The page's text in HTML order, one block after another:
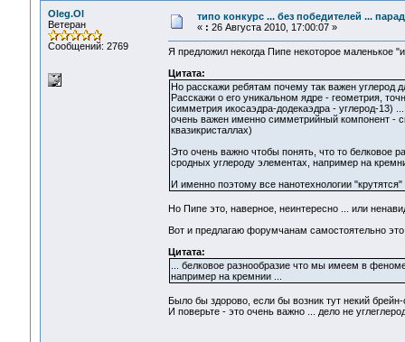
Oleg.Ol
Ветеран
Сообщений: 2769
типо конкурс ... без победителей ...
« : 26 Августа 2010, 17:00:07 »
Я предложил некогда Пипе некоторое маленькое
Цитата:
Но расскажи ребятам почему так важен углерод
Расскажи о его уникальном ядре - геометрия,
симметрия икосаэдра-додекаэдра - углерод-13)
очень важен именно симметрийный компонент -
квазикристаллах)
Это очень важно чтобы понять, что то белковое
сродных углероду элементах, например на
И именно поэтому все нанотехнологии "крутятся"
Но Пипе это, наверное, неинтересно ... или
Вот и предлагаю форумчанам самостоятельно
Цитата:
... белковое разнообразие что мы имеем в
например на кремнии ...
Было бы здорово, если бы возник тут некий
И поверьте - это очень важно ... дело не